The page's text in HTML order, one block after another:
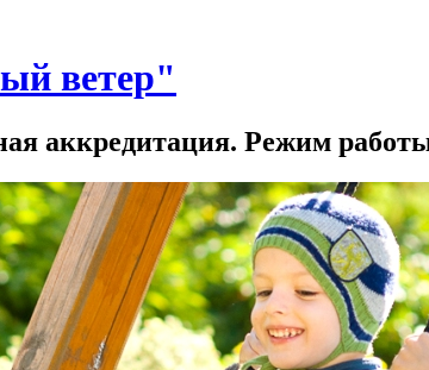
ветер"
аккредитация. Режим